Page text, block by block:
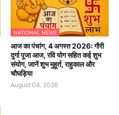
NATIONAL NEWS
आज का पंचांग, 4 अगस्त 2026: गौरी
दुर्गा पूजा आज, रवि योग सहित कई शुभ
संयोग, जानें शुभ मुहूर्त, राहुकाल और
चौघड़िया
August 04, 2026